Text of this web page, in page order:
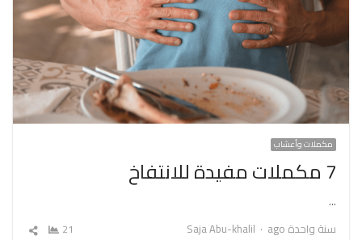
مكملات وأعشاب
7 مكملات مفيدة للانتفاخ
…
سنة واحدة ago
Author
Saja Abu-khalil
21
شارك